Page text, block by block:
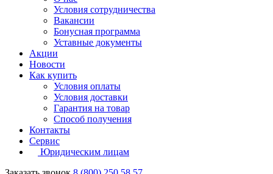
Условия сотрудничества
Вакансии
Бонусная программа
Уставные документы
Акции
Новости
Как купить
Условия оплаты
Условия доставки
Гарантия на товар
Способ получения
Контакты
Сервис
Юридическим лицам